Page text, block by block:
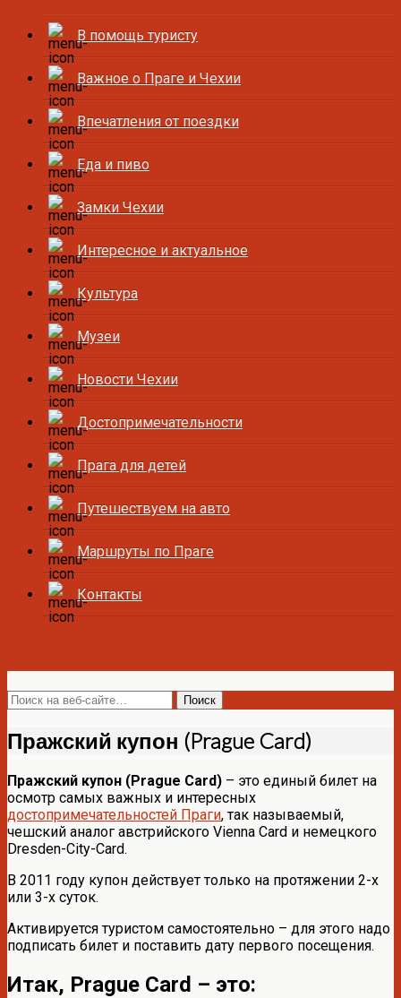
В помощь туристу
Важное о Праге и Чехии
Впечатления от поездки
Еда и пиво
Замки Чехии
Интересное и актуальное
Культура
Музеи
Новости Чехии
Достопримечательности
Прага для детей
Путешествуем на авто
Маршруты по Праге
Контакты
Пражский купон (Prague Card)
Пражский купон (Prague Card) – это единый билет на
осмотр самых важных и интересных
достопримечательностей Праги, так называемый,
чешский аналог австрийского Vienna Card и немецкого
Dresden-City-Card.
В 2011 году купон действует только на протяжении 2-х
или 3-х суток.
Активируется туристом самостоятельно – для этого надо
подписать билет и поставить дату первого посещения.
Итак, Prague Card – это: